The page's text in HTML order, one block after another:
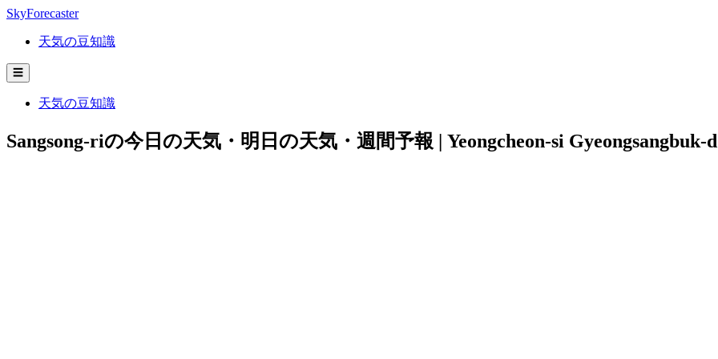
SkyForecaster
天気の豆知識
☰
天気の豆知識
Sangsong-riの今日の天気・明日の天気・週間予報 | Yeongcheon-si Gyeongsangbuk-